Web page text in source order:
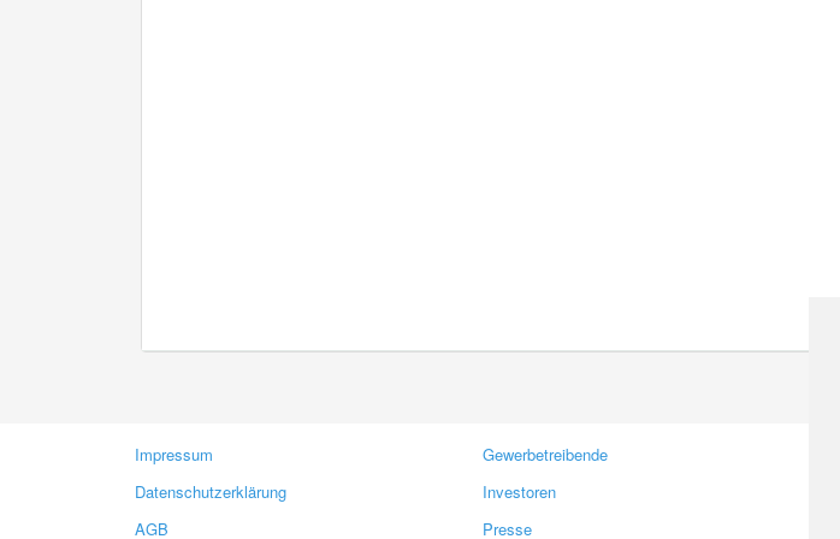
Impressum
Datenschutzerklärung
AGB
Gewerbetreibende
Investoren
Presse